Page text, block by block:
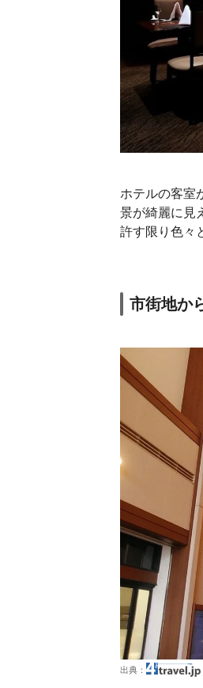
ホテルの客室
景が綺麗に見
許す限り色々
市街地か
出典：